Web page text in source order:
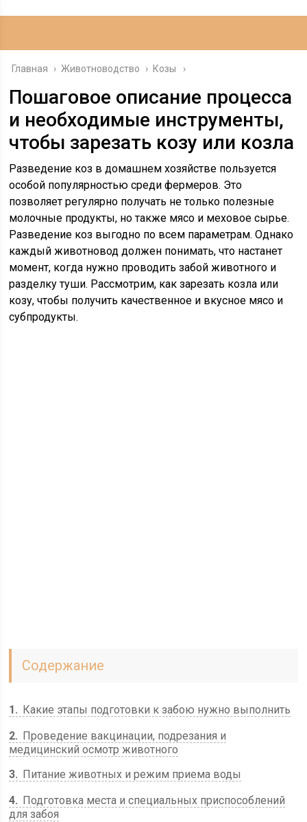
Главная › Животноводство › Козы
Пошаговое описание процесса
и необходимые инструменты,
чтобы зарезать козу или козла
Разведение коз в домашнем хозяйстве пользуется
особой популярностью среди фермеров. Это
позволяет регулярно получать не только полезные
молочные продукты, но также мясо и меховое сырье.
Разведение коз выгодно по всем параметрам. Однако
каждый животновод должен понимать, что настанет
момент, когда нужно проводить забой животного и
разделку туши. Рассмотрим, как зарезать козла или
козу, чтобы получить качественное и вкусное мясо и
субпродукты.
Содержание
1
Какие этапы подготовки к забою нужно выполнить
2
Проведение вакцинации, подрезания и
медицинский осмотр животного
3
Питание животных и режим приема воды
4
Подготовка места и специальных приспособлений
для забоя